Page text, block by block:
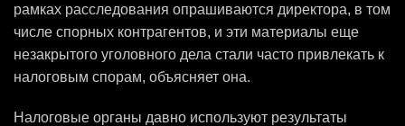
рамках расследования опрашиваются директора, в том
числе спорных контрагентов, и эти материалы еще
незакрытого уголовного дела стали часто привлекать к
налоговым спорам, объясняет она.
Налоговые органы давно используют результаты